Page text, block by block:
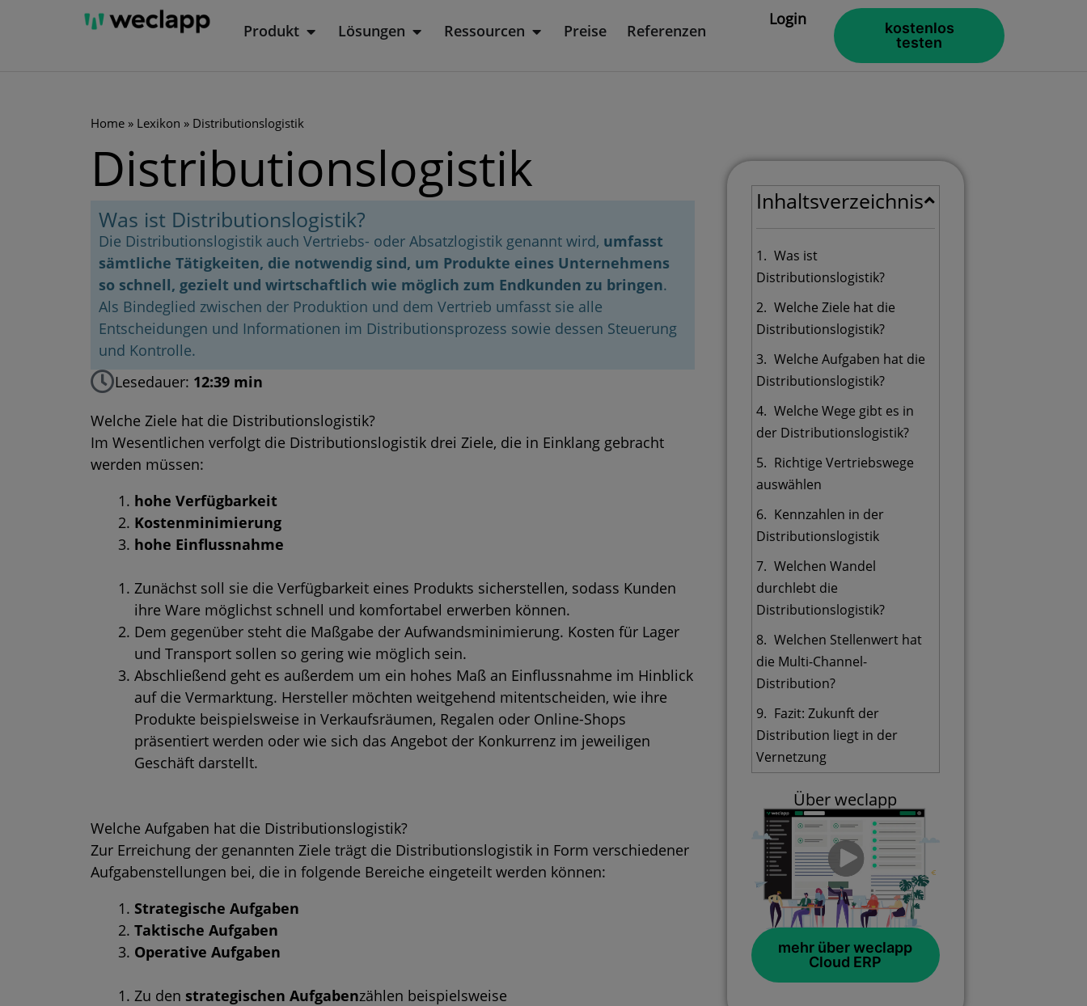
Produkt Öffne Produkt
Lösungen Öffne Lösungen
Ressourcen Öffne Ressourcen
Preise Referenzen
Login
kostenlos
testen
Home » Lexikon » Distributionslogistik
Distributionslogistik
Was ist Distributionslogistik?
Die Distributionslogistik auch Vertriebs- oder Absatzlogistik genannt wird, umfasst
sämtliche Tätigkeiten, die notwendig sind, um Produkte eines Unternehmens
so schnell, gezielt und wirtschaftlich wie möglich zum Endkunden zu bringen.
Als Bindeglied zwischen der Produktion und dem Vertrieb umfasst sie alle
Entscheidungen und Informationen im Distributionsprozess sowie dessen Steuerung
und Kontrolle.
Lesedauer: 12:39 min
Welche Ziele hat die Distributionslogistik?
Im Wesentlichen verfolgt die Distributionslogistik drei Ziele, die in Einklang gebracht
werden müssen:
hohe Verfügbarkeit
Kostenminimierung
hohe Einflussnahme
Zunächst soll sie die Verfügbarkeit eines Produkts sicherstellen, sodass Kunden
ihre Ware möglichst schnell und komfortabel erwerben können.
Dem gegenüber steht die Maßgabe der Aufwandsminimierung. Kosten für Lager
und Transport sollen so gering wie möglich sein.
Abschließend geht es außerdem um ein hohes Maß an Einflussnahme im Hinblick
auf die Vermarktung. Hersteller möchten weitgehend mitentscheiden, wie ihre
Produkte beispielsweise in Verkaufsräumen, Regalen oder Online-Shops
präsentiert werden oder wie sich das Angebot der Konkurrenz im jeweiligen
Geschäft darstellt.
Welche Aufgaben hat die Distributionslogistik?
Zur Erreichung der genannten Ziele trägt die Distributionslogistik in Form verschiedener
Aufgabenstellungen bei, die in folgende Bereiche eingeteilt werden können:
Strategische Aufgaben
Taktische Aufgaben
Operative Aufgaben
Zu den strategischen Aufgabenzählen beispielsweise
Inhaltsverzeichnis
Was ist
Distributionslogistik?
Welche Ziele hat die
Distributionslogistik?
Welche Aufgaben hat die
Distributionslogistik?
Welche Wege gibt es in
der Distributionslogistik?
Richtige Vertriebswege
auswählen
Kennzahlen in der
Distributionslogistik
Welchen Wandel
durchlebt die
Distributionslogistik?
Welchen Stellenwert hat
die Multi-Channel-
Distribution?
Fazit: Zukunft der
Distribution liegt in der
Vernetzung
Über weclapp
mehr über weclapp
Cloud ERP